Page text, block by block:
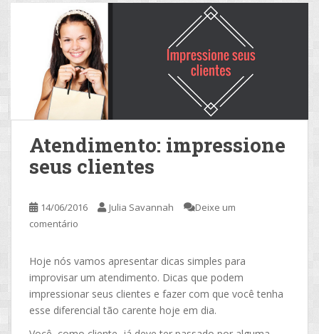
Atendimento: impressione
seus clientes
14/06/2016 Julia Savannah
Deixe um
comentário
Hoje nós vamos apresentar dicas simples para
improvisar um atendimento. Dicas que podem
impressionar seus clientes e fazer com que você tenha
esse diferencial tão carente hoje em dia.